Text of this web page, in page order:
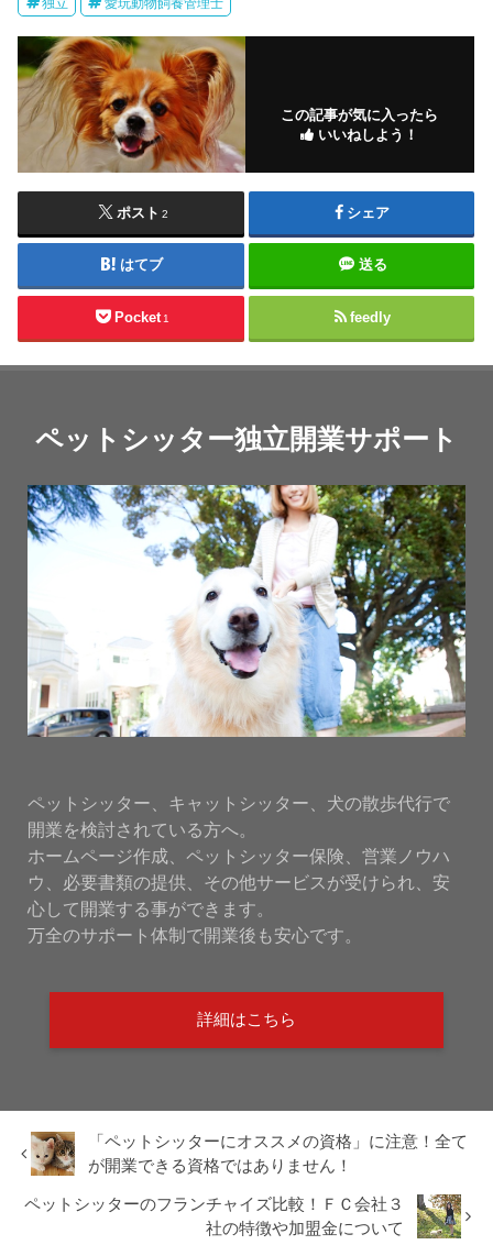
この記事が気に入ったら
いいねしよう！
ポスト 2 シェア
はてブ 送る
Pocket 1 feedly
ペットシッター独立開業サポート
ペットシッター、キャットシッター、犬の散歩代行で
開業を検討されている方へ。
ホームページ作成、ペットシッター保険、営業ノウハ
ウ、必要書類の提供、その他サービスが受けられ、安
心して開業する事ができます。
万全のサポート体制で開業後も安心です。
詳細はこちら
「ペットシッターにオススメの資格」に注意！全て
が開業できる資格ではありません！
ペットシッターのフランチャイズ比較！ＦＣ会社３
社の特徴や加盟金について